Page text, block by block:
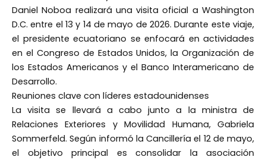
Daniel Noboa realizará una visita oficial a Washington
D.C. entre el 13 y 14 de mayo de 2026. Durante este viaje,
el presidente ecuatoriano se enfocará en actividades
en el Congreso de Estados Unidos, la Organización de
los Estados Americanos y el Banco Interamericano de
Desarrollo.
Reuniones clave con líderes estadounidenses
La visita se llevará a cabo junto a la ministra de
Relaciones Exteriores y Movilidad Humana, Gabriela
Sommerfeld. Según informó la Cancillería el 12 de mayo,
el objetivo principal es consolidar la asociación